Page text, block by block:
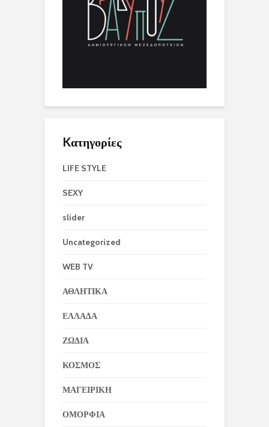
Kατηγορίες
LIFE STYLE
SEXY
slider
Uncategorized
WEB TV
ΑΘΛΗΤΙΚΑ
ΕΛΛΑΔΑ
ΖΩΔΙΑ
ΚΟΣΜΟΣ
ΜΑΓΕΙΡΙΚΗ
ΟΜΟΡΦΙΑ